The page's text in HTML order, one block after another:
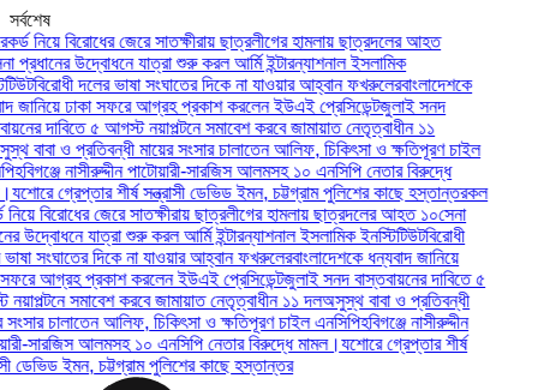
সর্বশেষ
নিয়ে বিরোধের জেরে সাতক্ষীরায় ছাত্রলীগের হামলায় ছাত্রদলের আহত
উদ্বোধনে যাত্রা শুরু করল আর্মি ইন্টারন্যাশনাল ইসলামিক
বিরোধী দলের ভাষা সংঘাতের দিকে না যাওয়ার আহ্বান ফখরুলেরবাংলাদেশকে
ঢাকা সফরে আগ্রহ প্রকাশ করলেন ইউএই প্রেসিডেন্টজুলাই সনদ
দাবিতে ৫ আগস্ট নয়াপল্টনে সমাবেশ করবে জামায়াত নেতৃত্বাধীন ১১
ও প্রতিবন্ধী মায়ের সংসার চালাতেন আলিফ, চিকিৎসা ও ক্ষতিপূরণ চাইল
নাসীরুদ্দীন পাটোয়ারী-সারজিস আলমসহ ১০ এনসিপি নেতার বিরুদ্ধে
গ্রেপ্তার শীর্ষ সন্ত্রাসী ডেভিড ইমন, চট্টগ্রাম পুলিশের কাছে হস্তান্তরকল
বিরোধের জেরে সাতক্ষীরায় ছাত্রলীগের হামলায় ছাত্রদলের আহত ১০সেনা
যাত্রা শুরু করল আর্মি ইন্টারন্যাশনাল ইসলামিক ইনস্টিটিউটবিরোধী
সংঘাতের দিকে না যাওয়ার আহ্বান ফখরুলেরবাংলাদেশকে ধন্যবাদ জানিয়ে
আগ্রহ প্রকাশ করলেন ইউএই প্রেসিডেন্টজুলাই সনদ বাস্তবায়নের দাবিতে ৫
সমাবেশ করবে জামায়াত নেতৃত্বাধীন ১১ দলঅসুস্থ বাবা ও প্রতিবন্ধী
চালাতেন আলিফ, চিকিৎসা ও ক্ষতিপূরণ চাইল এনসিপিহবিগঞ্জে নাসীরুদ্দীন
সারজিস আলমসহ ১০ এনসিপি নেতার বিরুদ্ধে মামল।যশোরে গ্রেপ্তার শীর্ষ
ইমন, চট্টগ্রাম পুলিশের কাছে হস্তান্তর